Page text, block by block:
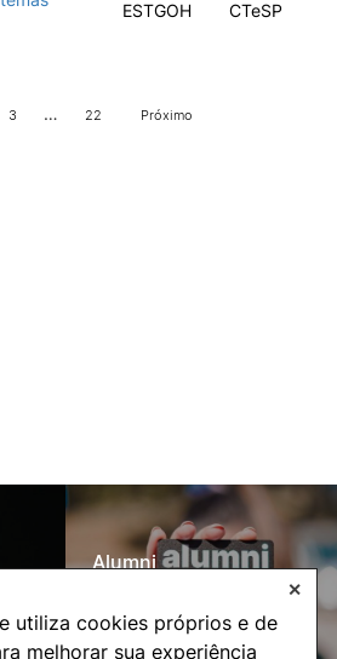
utiliza cookies próprios e de
melhorar sua experiência
✕
ESTGOH CTeSP
3 … 22 Próximo
Alumni